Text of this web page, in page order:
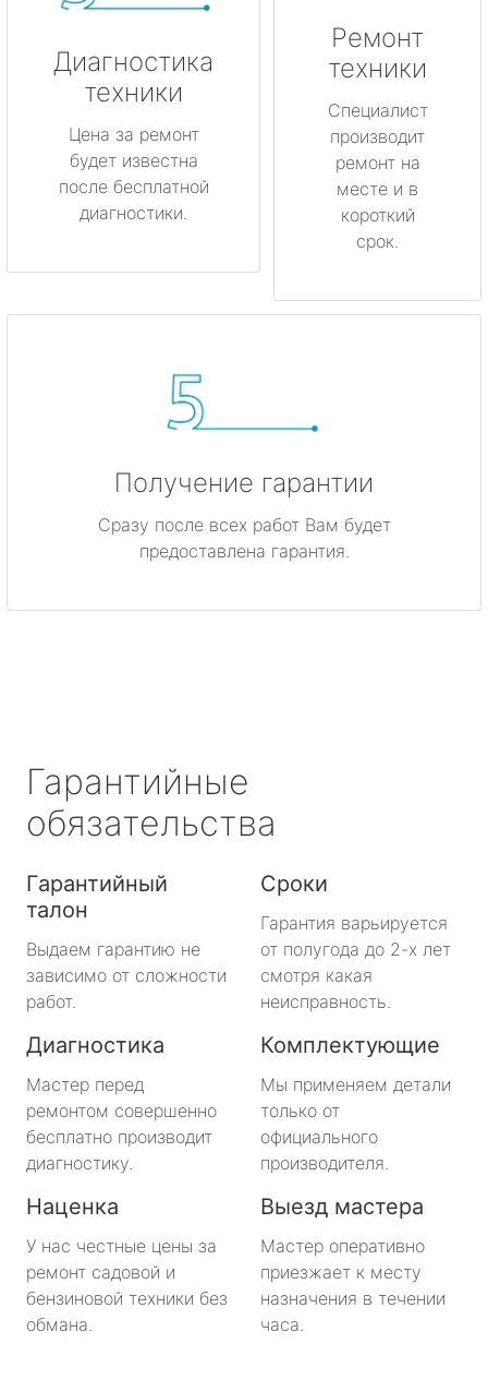
Диагностика
техники
Цена за ремонт
будет известна
после бесплатной
диагностики.
Ремонт
техники
Специалист
производит
ремонт на
месте и в
короткий
срок.
Получение гарантии
Сразу после всех работ Вам будет
предоставлена гарантия.
Гарантийные
обязательства
Гарантийный
талон
Выдаем гарантию не
зависимо от сложности
работ.
Сроки
Гарантия варьируется
от полугода до 2-х лет
смотря какая
неисправность.
Диагностика
Мастер перед
ремонтом совершенно
бесплатно производит
диагностику.
Комплектующие
Мы применяем детали
только от
официального
производителя.
Наценка
У нас честные цены за
ремонт садовой и
бензиновой техники без
обмана.
Выезд мастера
Мастер оперативно
приезжает к месту
назначения в течении
часа.